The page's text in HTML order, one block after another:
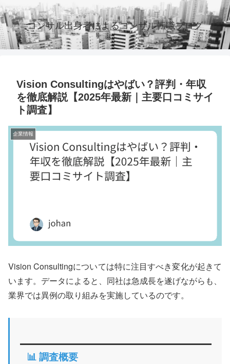
コンサル出身者によるコンサル転職ブログ
Vision Consultingはやばい？評判・年収
を徹底解説【2025年最新｜主要口コミサイ
ト調査】
企業情報
Vision Consultingについては特に注目すべき変化が起きて
います。データによると、同社は急成長を遂げながらも、
業界では異例の取り組みを実施しているのです。
📊 調査概要